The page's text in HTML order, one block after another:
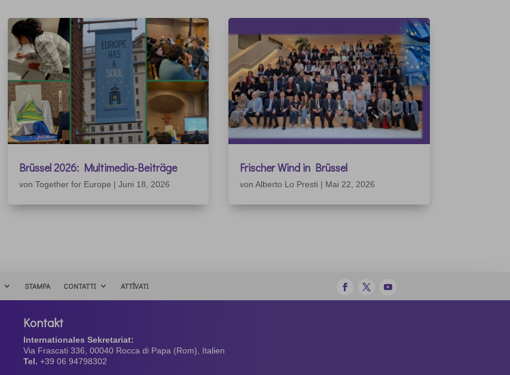
Brüssel 2026: Multimedia-Beiträge
von Together for Europe | Juni 18, 2026
Frischer Wind in Brüssel
von Alberto Lo Presti | Mai 22, 2026
STAMPA CONTATTI ATTÌVATI
Kontakt
Internationales Sekretariat:
Via Frascati 336, 00040 Rocca di Papa (Rom), Italien
Tel. +39 06 94798302